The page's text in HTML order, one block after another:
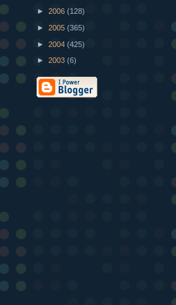
► 2006 (128)
► 2005 (365)
► 2004 (425)
► 2003 (6)